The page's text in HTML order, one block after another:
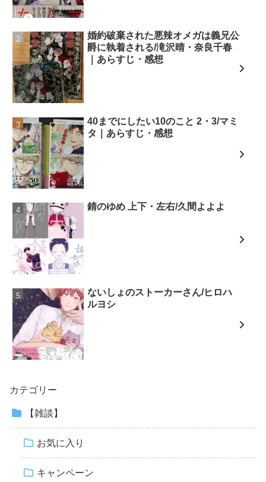
婚約破棄された悪辣オメガは義兄公
爵に執着される/滝沢晴・奈良千春
｜あらすじ・感想
40までにしたい10のこと 2・3/マミ
タ｜あらすじ・感想
錆のゆめ 上下・左右/久間よよよ
ないしょのストーカーさん/ヒロハ
ルヨシ
カテゴリー
【雑談】
お気に入り
キャンペーン